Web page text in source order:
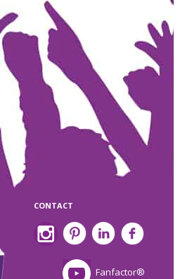
CONTACT
Fanfactor®